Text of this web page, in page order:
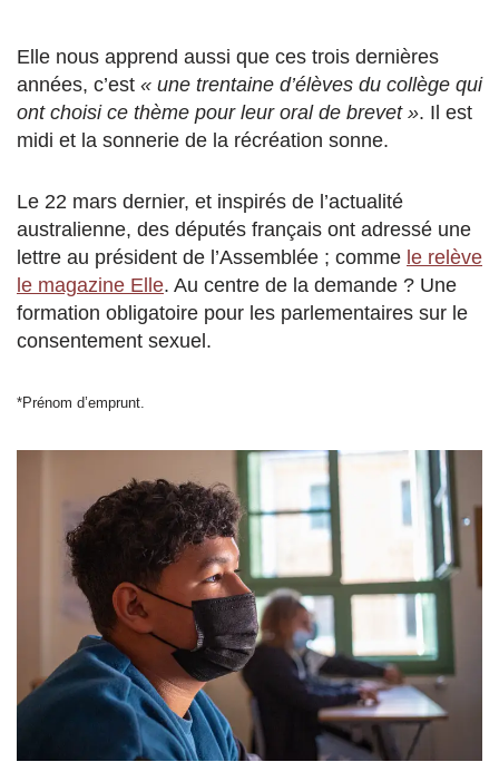
Elle nous apprend aussi que ces trois dernières
années, c’est « une trentaine d’élèves du collège qui
ont choisi ce thème pour leur oral de brevet ». Il est
midi et la sonnerie de la récréation sonne.
Le 22 mars dernier, et inspirés de l’actualité
australienne, des députés français ont adressé une
lettre au président de l’Assemblée ; comme le relève
le magazine Elle. Au centre de la demande ? Une
formation obligatoire pour les parlementaires sur le
consentement sexuel.
*Prénom d’emprunt.